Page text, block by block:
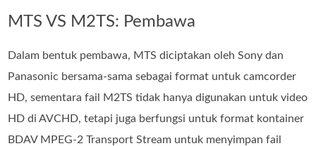
MTS VS M2TS: Pembawa
Dalam bentuk pembawa, MTS diciptakan oleh Sony dan
Panasonic bersama-sama sebagai format untuk camcorder
HD, sementara fail M2TS tidak hanya digunakan untuk video
HD di AVCHD, tetapi juga berfungsi untuk format kontainer
BDAV MPEG-2 Transport Stream untuk menyimpan fail